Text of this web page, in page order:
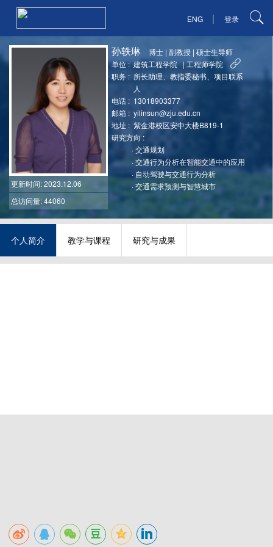
ENG | 登录
更新时间: 2023.12.06
总访问量: 44060
孙轶琳 博士 |副教授 |硕士生导师
单位 : 建筑工程学院 |工程师学院
职务 : 所长助理、教指委秘书、项目联系
人
电话 : 13018903377
邮箱 : yilinsun@zju.edu.cn
地址 : 紫金港校区安中大楼B819-1
研究方向 :
·交通规划
·交通行为分析在智能交通中的应用
· 自动驾驶与交通行为分析
·交通需求预测与智慧城市
个人简介 教学与课程 研究与成果